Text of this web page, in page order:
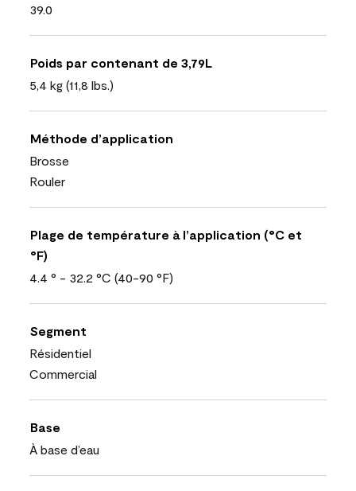
39.0
Poids par contenant de 3,79L
5,4 kg (11,8 lbs.)
Méthode d’application
Brosse
Rouler
Plage de température à l’application (°C et
°F)
4.4 ° - 32.2 °C (40-90 °F)
Segment
Résidentiel
Commercial
Base
À base d’eau